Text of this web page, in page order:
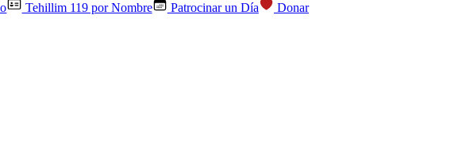
Tehillim 119 por Nombre Patrocinar un Día Donar